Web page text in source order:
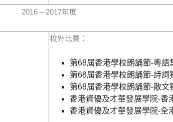
2016 – 2017年度
校外比賽：
第68屆香港學校朗誦節-粵語
第68屆香港學校朗誦節-詩詞
第68屆香港學校朗誦節-散文
香港資優及才華發展學院-香
香港資優及才華發展學院-全